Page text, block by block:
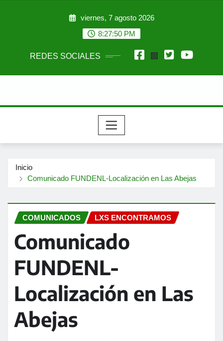
viernes, 7 agosto 2026
8:27:51 PM
REDES SOCIALES
Inicio
Comunicado FUNDENL-Localización en Las Abejas
COMUNICADOS LXS ENCONTRAMOS
Comunicado
FUNDENL-
Localización en Las
Abejas